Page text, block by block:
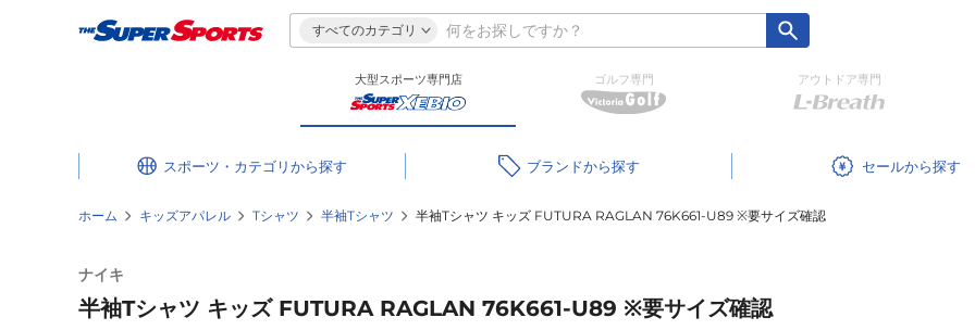
すべてのカテゴリ
大型スポーツ専門店 ゴルフ専門 アウトドア専門
スポーツ・カテゴリ ブランド セール
ホーム キッズアパレル Tシャツ 半袖Tシャツ 半袖Tシャツ キッズ FUTURA RAGLAN 76K661-U89 ※要サイズ確認
ナイキ
半袖Tシャツ キッズ FUTURA RAGLAN 76K661-U89 ※要サイズ確認